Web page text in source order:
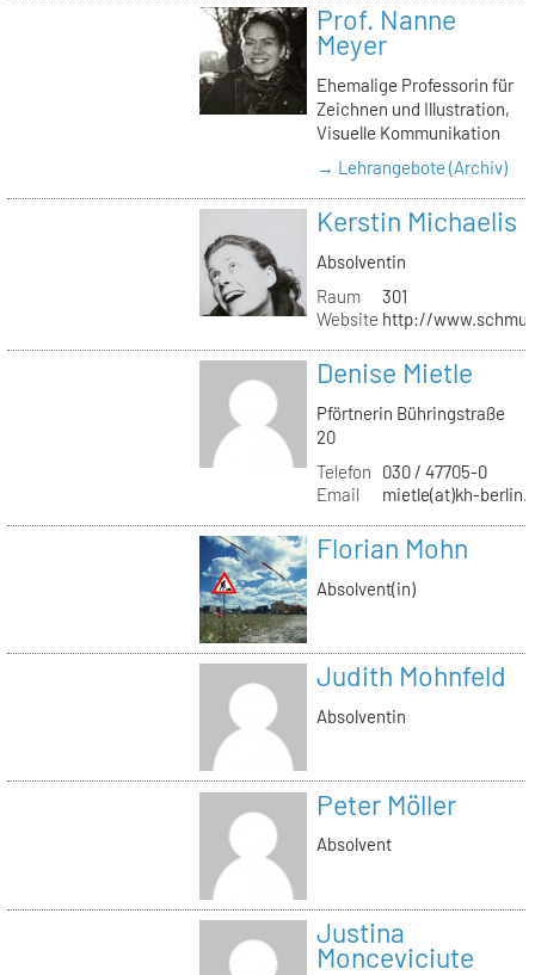
Prof. Nanne
Meyer
Ehemalige Professorin für
Zeichnen und Illustration,
Visuelle Kommunikation
→ Lehrangebote (Archiv)
Kerstin Michaelis
Absolventin
Raum
301
Website http://
Denise Mietle
Pförtnerin Bühringstraße
20
Telefon
030 / 47705-0
Email
mietle(at)kh-
Florian Mohn
Absolvent(in)
Judith Mohnfeld
Absolventin
Peter Möller
Absolvent
Justina
Monceviciute